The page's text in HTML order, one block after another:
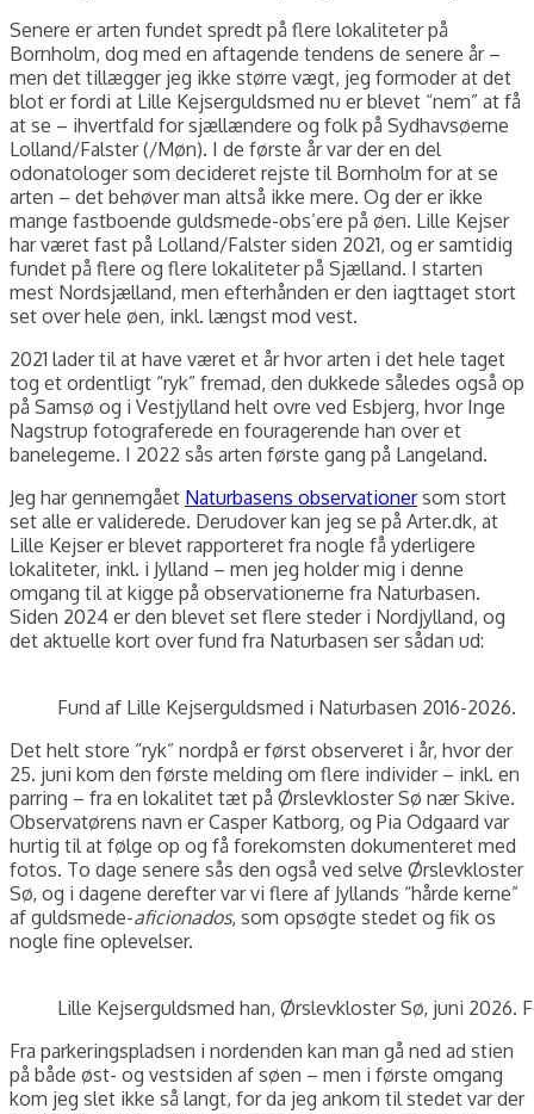
Senere er arten fundet spredt på flere lokaliteter på
Bornholm, dog med en aftagende tendens de senere år –
men det tillægger jeg ikke større vægt, jeg formoder at det
blot er fordi at Lille Kejserguldsmed nu er blevet “nem” at få
at se – ihvertfald for sjællændere og folk på Sydhavsøerne
Lolland/Falster (/Møn). I de første år var der en del
odonatologer som decideret rejste til Bornholm for at se
arten – det behøver man altså ikke mere. Og der er ikke
mange fastboende guldsmede-obs’ere på øen. Lille Kejser
har været fast på Lolland/Falster siden 2021, og er samtidig
fundet på flere og flere lokaliteter på Sjælland. I starten
mest Nordsjælland, men efterhånden er den iagttaget stort
set over hele øen, inkl. længst mod vest.
2021 lader til at have været et år hvor arten i det hele taget
tog et ordentligt “ryk” fremad, den dukkede således også op
på Samsø og i Vestjylland helt ovre ved Esbjerg, hvor Inge
Nagstrup fotograferede en fouragerende han over et
banelegeme. I 2022 sås arten første gang på Langeland.
Jeg har gennemgået Naturbasens observationersom stort
set alle er validerede. Derudover kan jeg se på Arter.dk, at
Lille Kejser er blevet rapporteret fra nogle få yderligere
lokaliteter, inkl. i Jylland – men jeg holder mig i denne
omgang til at kigge på observationerne fra Naturbasen.
Siden 2024 er den blevet set flere steder i Nordjylland, og
det aktuelle kort over fund fra Naturbasen ser sådan ud:
Fund af Lille Kejserguldsmed i Naturbasen 2016-2026.
Det helt store “ryk” nordpå er først observeret i år, hvor der
25. juni kom den første melding om flere individer – inkl. en
parring – fra en lokalitet tæt på Ørslevkloster Sø nær Skive.
Observatørens navn er Casper Katborg, og Pia Odgaard var
hurtig til at følge op og få forekomsten dokumenteret med
fotos. To dage senere sås den også ved selve Ørslevkloster
Sø, og i dagene derefter var vi flere af Jyllands “hårde kerne”
af guldsmede-aficionados, som opsøgte stedet og fik os
nogle fine oplevelser.
Lille Kejserguldsmed han, Ørslevkloster Sø, juni 2026.
Fra parkeringspladsen i nordenden kan man gå ned ad stien
på både øst- og vestsiden af søen – men i første omgang
kom jeg slet ikke så langt, for da jeg ankom til stedet var der